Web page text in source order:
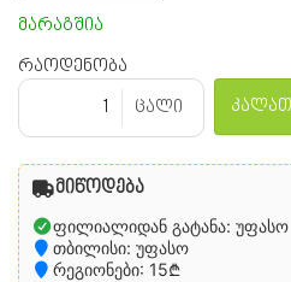
მარაგშია
რაოდენობა
ცალი
მიწოდება
ფილიალიდან გატანა: უფასო
თბილისი: უფასო
რეგიონები: 15₾